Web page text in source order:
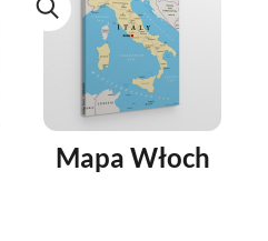
Mapa Włoch